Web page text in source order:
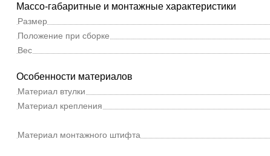
Массо-габаритные и монтажные характеристики
Размер
Положение при сборке
Вес
Особенности материалов
Материал втулки
Материал крепления
Материал монтажного штифта